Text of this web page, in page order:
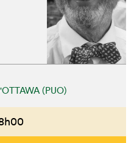
(PUO)